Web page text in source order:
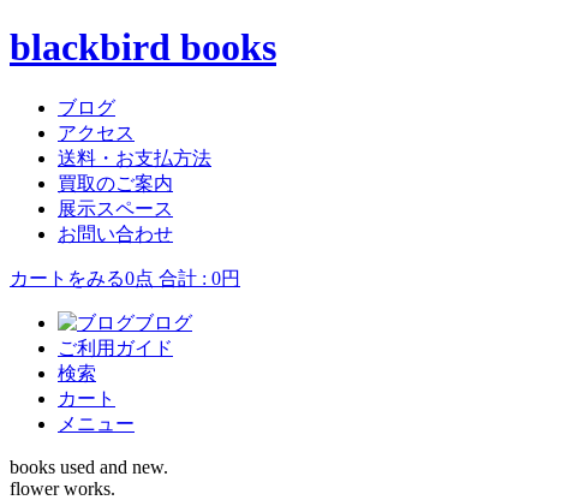
blackbird books
ブログ
アクセス
送料・お支払方法
買取のご案内
展示スペース
お問い合わせ
カートをみる0点 合計 : 0円
ブログ
ご利用ガイド
検索
カート
メニュー
books used and new.
flower works.